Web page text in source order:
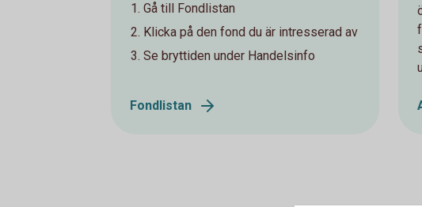
Gå till Fondlistan
Klicka på den fond du är intresserad av
Se bryttiden under Handelsinfo
Fondlistan